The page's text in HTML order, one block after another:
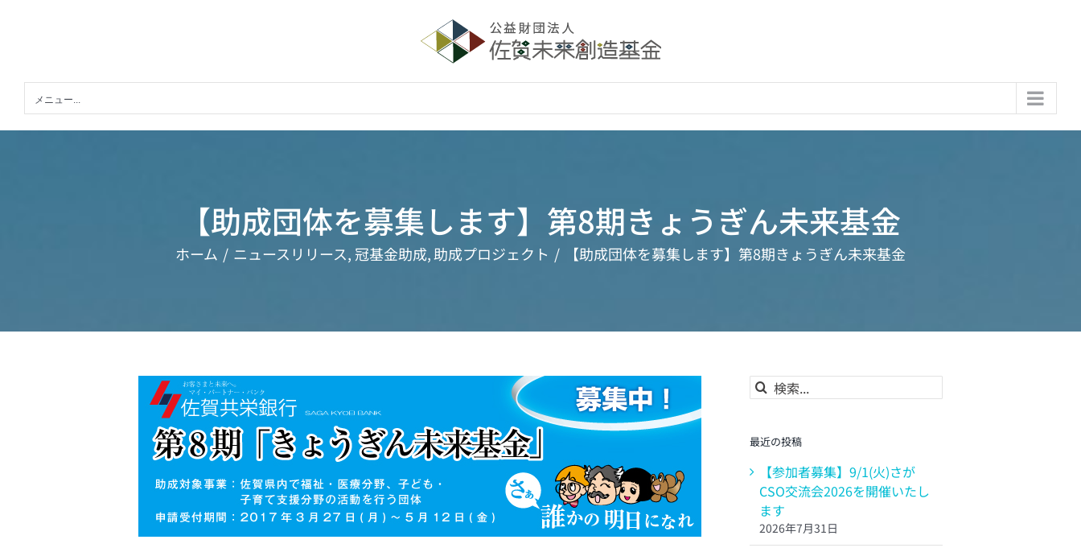
メニュー...
【助成団体を募集します】第8期きょうぎん未来基金
ホーム ニュースリリース 冠基金助成 助成プロジェクト 【助成団体を募集します】第8期きょうぎん未来基金
検
索
最近の投稿
【参加者募集】9/1(火)さが
CSO交流会2026を開催いたし
ます
2026年7月31日